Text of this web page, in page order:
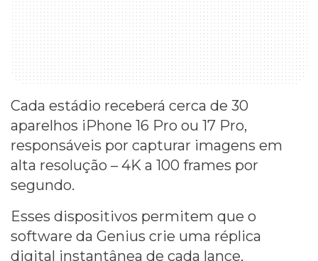
Cada estádio receberá cerca de 30
aparelhos iPhone 16 Pro ou 17 Pro,
responsáveis por capturar imagens em
alta resolução – 4K a 100 frames por
segundo.
Esses dispositivos permitem que o
software da Genius crie uma réplica
digital instantânea de cada lance,